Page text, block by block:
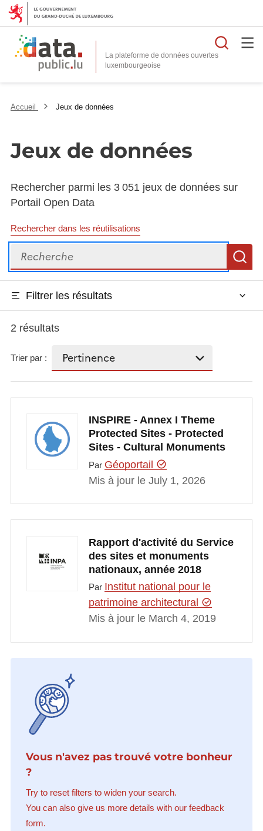
La plateforme de données ouvertes
Accueil Jeux de données
Jeux de données
Rechercher parmi les 3 051 jeux de données sur
Portail Open Data
Rechercher dans les réutilisations
Recherche
Filtrer les résultats
2 résultats
Trier par :
INSPIRE - Annex I Theme
Protected Sites - Protected
Sites - Cultural Monuments
Par Géoportail
Mis à jour le July 1, 2026
Rapport d'activité du Service
des sites et monuments
nationaux, année 2018
Par Institut national pour le
patrimoine architectural
Mis à jour le March 4, 2019
Vous n'avez pas trouvé votre bonheur
?
Try to reset filters to widen your search.
You can also give us more details with our feedback
form.